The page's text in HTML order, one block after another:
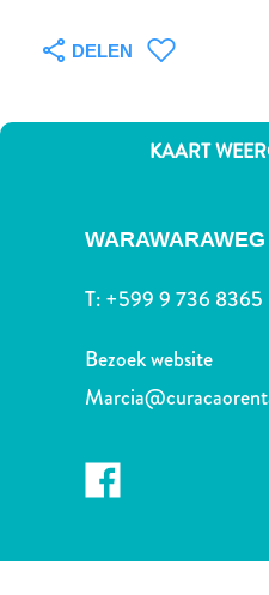
Landactiviteiten
Nachtleven
Sauna
wellness
Stranden
DELEN
KAART
T:+599 9 736 8365
Bezoek website